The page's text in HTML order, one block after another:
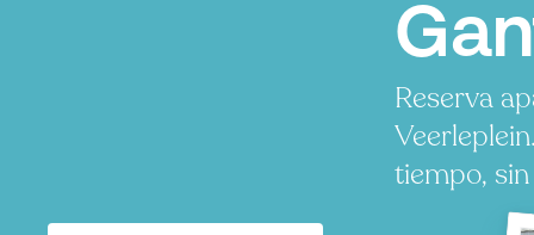
Reserva
tiempo,